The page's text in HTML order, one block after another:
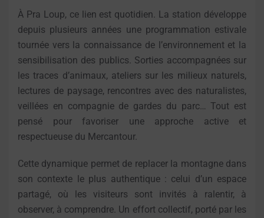
À Pra Loup, ce lien est quotidien. La station développe
depuis plusieurs années une programmation estivale
tournée vers la connaissance de l’environnement et la
sensibilisation des publics. Sorties accompagnées sur
les traces d’animaux, ateliers sur les milieux naturels,
lectures de paysage, rencontres avec des naturalistes,
veillées en compagnie de gardes du parc… Tout est
pensé pour favoriser une approche active et
respectueuse du Mercantour.
Cette dynamique permet de replacer la montagne dans
son contexte le plus authentique : celui d’un espace
partagé, où les visiteurs sont invités à ralentir, à
observer, à comprendre. Un effort collectif, porté par les